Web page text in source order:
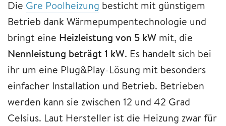
Die Gre Poolheizung besticht mit günstigem
Betrieb dank Wärmepumpentechnologie und
bringt eine Heizleistung von 5 kW mit, die
Nennleistung beträgt 1 kW. Es handelt sich bei
ihr um eine Plug&Play-Lösung mit besonders
einfacher Installation und Betrieb. Betrieben
werden kann sie zwischen 12 und 42 Grad
Celsius. Laut Hersteller ist die Heizung zwar für